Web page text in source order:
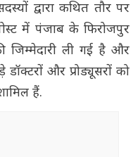
द्वारा कथित तौर पर
में पंजाब के फिरोजपुर
जिम्मेदारी ली गई है और
और प्रोड्यूसरों को
हैं.